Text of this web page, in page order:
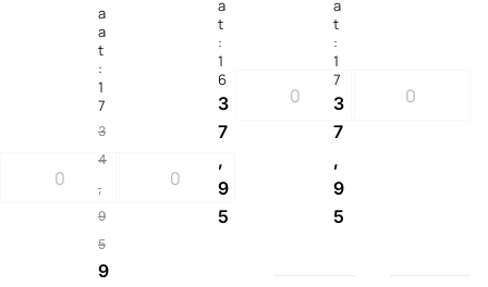
a
a
t
:
1
7
3
4
,
9
5
9
a
t
:
1
6
3
7
,
9
5
a
t
:
1
7
3
7
,
9
5